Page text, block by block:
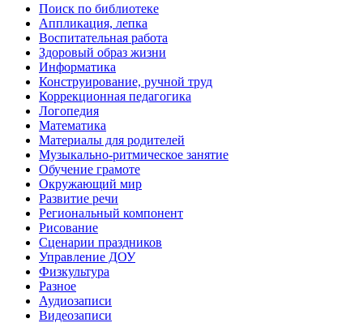
Поиск по библиотеке
Аппликация, лепка
Воспитательная работа
Здоровый образ жизни
Информатика
Конструирование, ручной труд
Коррекционная педагогика
Логопедия
Математика
Материалы для родителей
Музыкально-ритмическое занятие
Обучение грамоте
Окружающий мир
Развитие речи
Региональный компонент
Рисование
Сценарии праздников
Управление ДОУ
Физкультура
Разное
Аудиозаписи
Видеозаписи